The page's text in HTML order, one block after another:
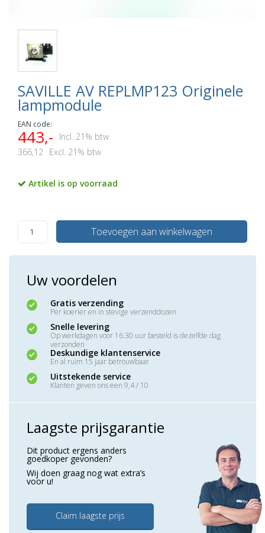
SAVILLE AV REPLMP123 Originele
lampmodule
EAN code:
443,-
Incl. 21% btw
366,12
Excl. 21% btw
Artikel is op voorraad
Toevoegen aan winkelwagen
Uw voordelen
Gratis verzending
Per koerier en in stevige verzenddozen
Snelle levering
Op werkdagen voor 16:30 uur besteld is dezelfde dag
verzonden
Deskundige klantenservice
En al ruim 15 jaar betrouwbaar
Uitstekende service
Klanten geven ons een 9,4 / 10
Laagste prijsgarantie
Dit product ergens anders
goedkoper gevonden?
Wij doen graag nog wat extra’s
voor u!
Claim laagste prijs